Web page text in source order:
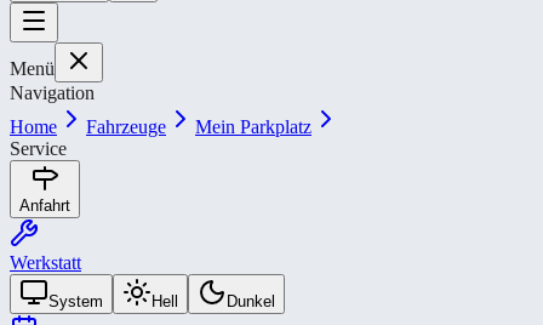
Menü
Navigation
Home
Fahrzeuge
Mein Parkplatz
Service
Anfahrt
Werkstatt
System Hell Dunkel